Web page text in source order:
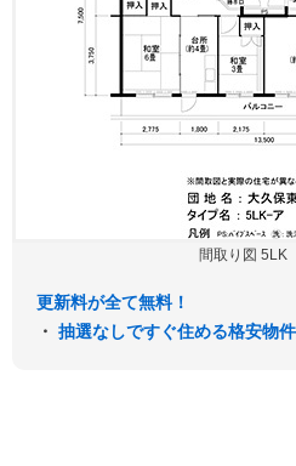
間取り図 5LK
更新料が全て無料！
・ 抽選なしですぐ住める格安物